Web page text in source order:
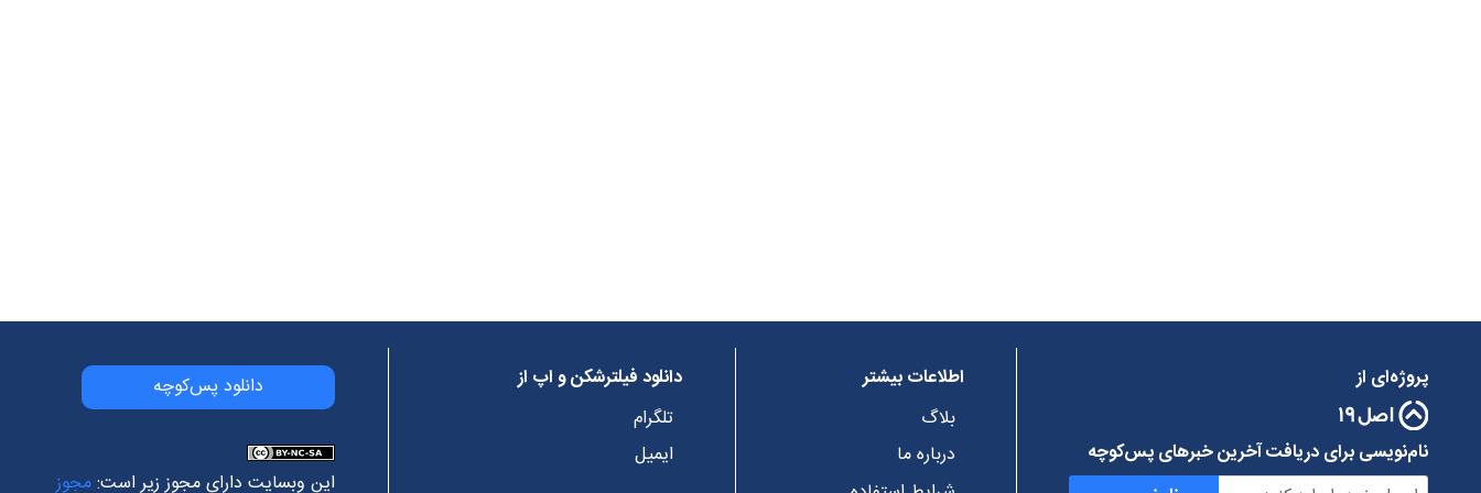
پروژه‌ای از
نام‌نویسی برای دریافت آخرین خبرهای پس‌کوچه
اطلاعات بیشتر
بلاگ
درباره ما
دانلود فیلترشکن و اپ از
تلگرام
ایمیل
دانلود پس‌کوچه
این وبسایت دارای مجوز زیر است:مجوز